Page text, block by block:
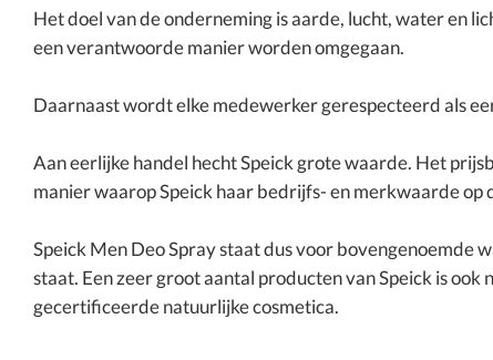
Het doel van de onderneming is aarde, lucht, water en
een verantwoorde manier worden omgegaan.
Daarnaast wordt elke medewerker gerespecteerd als
Aan eerlijke handel hecht Speick grote waarde. Het
manier waarop Speick haar bedrijfs- en merkwaarde op
Speick Men Deo Spray staat dus voor
staat. Een zeer groot aantal producten van Speick is
gecertificeerde natuurlijke cosmetica.